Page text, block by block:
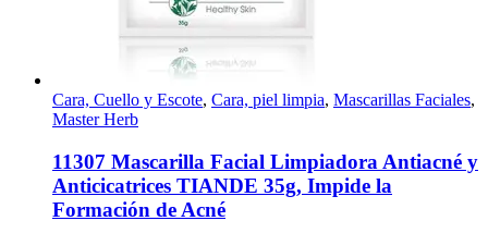
Cara, Cuello y Escote, Cara, piel limpia, Mascarillas Faciales,
Master Herb
11307 Mascarilla Facial Limpiadora Antiacné y
Anticicatrices TIANDE 35g, Impide la
Formación de Acné